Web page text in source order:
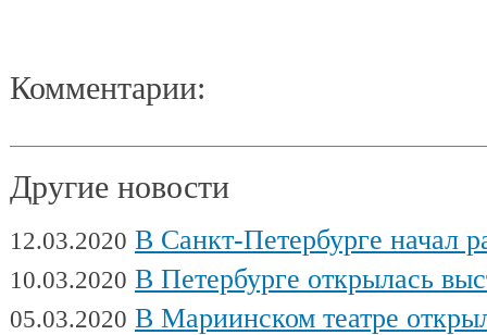
Комментарии:
Другие новости
12.03.2020 В Санкт-Петербурге начал работу
10.03.2020 В Петербурге открылась выставка
05.03.2020 В Мариинском театре открылся